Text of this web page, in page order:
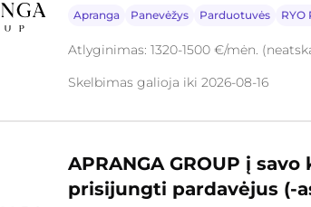
Apranga Panevėžys Parduotuvės RYO
Atlyginimas: 1320-1500 €/mėn.
Skelbimas galioja iki 2026-08-16
APRANGA GROUP į
prisijungti pardavėjus (-